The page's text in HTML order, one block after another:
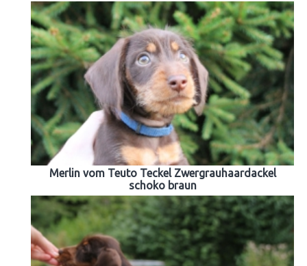
Merlin vom Teuto Teckel Zwergrauhaardackel
schoko braun